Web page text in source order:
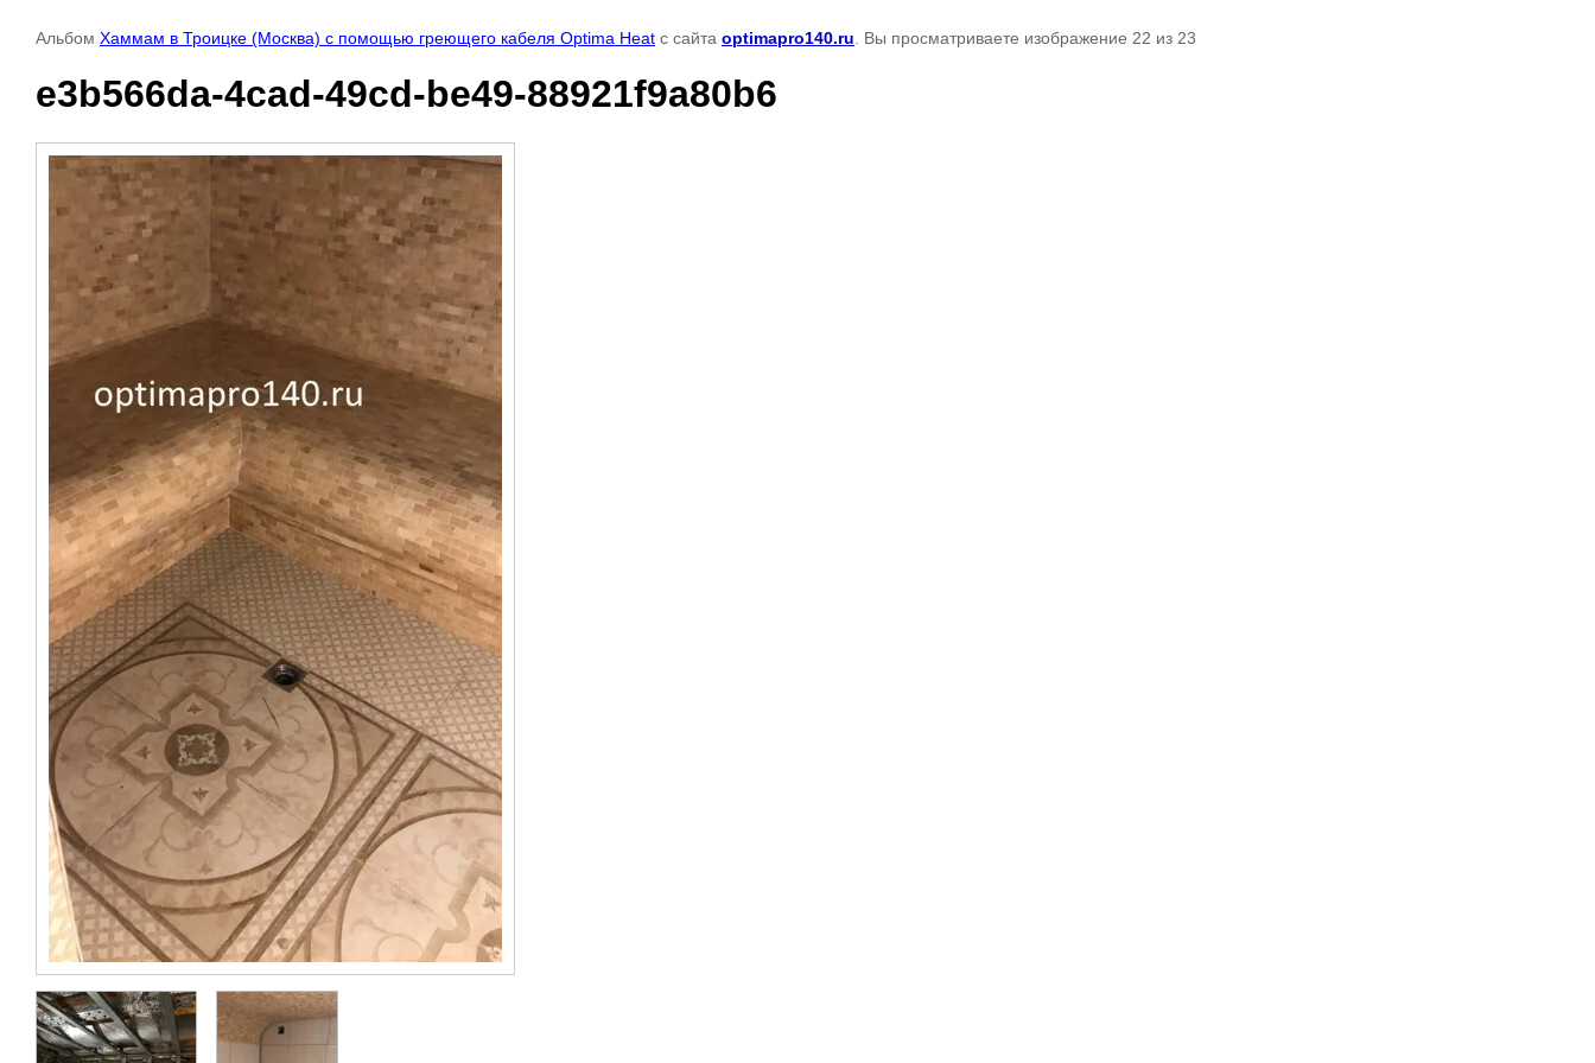
Альбом Хаммам в Троицке (Москва) с помощью греющего кабеля Optima Heat с сайта optimapro140.ru . Вы просматриваете изображение 22 из 23
e3b566da-4cad-49cd-be49-88921f9a80b6